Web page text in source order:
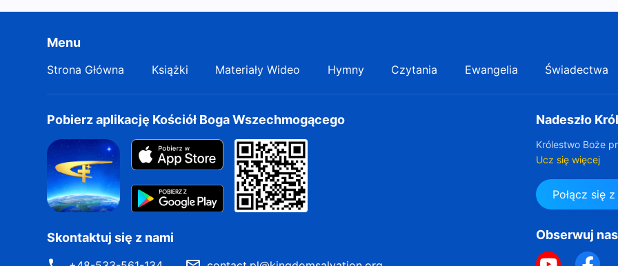
Menu
Strona Główna Książki Materiały Wideo Hymny Czytania Ewangelia Świadectwa
Pobierz aplikację Kościół Boga Wszechmogącego
Skontaktuj się z nami
Nadeszło
Królestwo Boże
Ucz się więcej
Połącz się
Obserwuj nas